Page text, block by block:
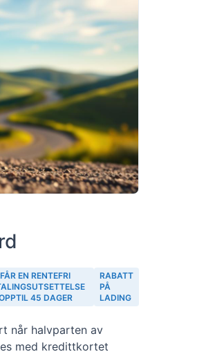
EN RENTEFRI
45 DAGER
RABATT
PÅ
LADING
når halvparten av
med kredittkortet